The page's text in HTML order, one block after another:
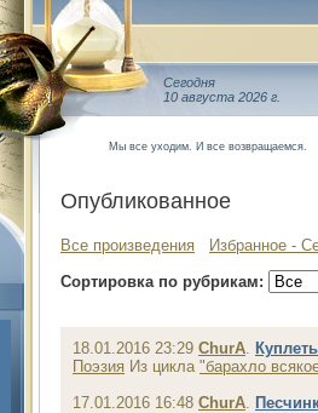
Сегодня
10 августа 2026 г.
Мы все уходим. И все возвращаемся.
Опубликованное
Все произведения
Избранное -
Сортировка по рубрикам:
18.01.2016 23:29 ChurA.
Поэзия Из цикла "барахло
17.01.2016 16:48 ChurA.